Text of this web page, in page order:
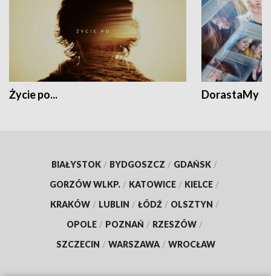
Życie po... DorastaMy
BIAŁYSTOK / BYDGOSZCZ / GDAŃSK /
GORZÓW WLKP. / KATOWICE / KIELCE /
KRAKÓW / LUBLIN / ŁÓDŹ / OLSZTYN /
OPOLE / POZNAŃ / RZESZÓW /
SZCZECIN / WARSZAWA / WROCŁAW